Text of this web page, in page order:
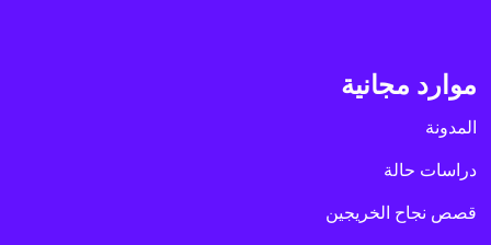
موارد مجانية
المدونة
دراسات حالة
قصص نجاح الخريجين